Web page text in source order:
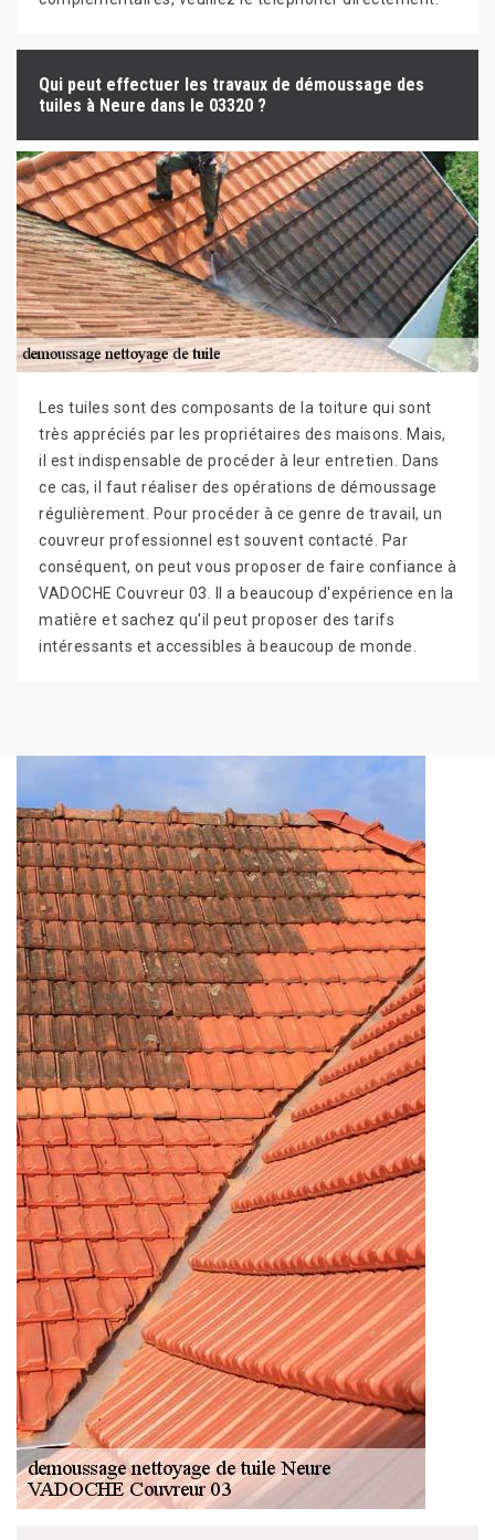
Qui peut effectuer les travaux de démoussage des
tuiles à Neure dans le 03320 ?
Les tuiles sont des composants de la toiture qui sont
très appréciés par les propriétaires des maisons. Mais,
il est indispensable de procéder à leur entretien. Dans
ce cas, il faut réaliser des opérations de démoussage
régulièrement. Pour procéder à ce genre de travail, un
couvreur professionnel est souvent contacté. Par
conséquent, on peut vous proposer de faire confiance à
VADOCHE Couvreur 03. Il a beaucoup d'expérience en la
matière et sachez qu'il peut proposer des tarifs
intéressants et accessibles à beaucoup de monde.